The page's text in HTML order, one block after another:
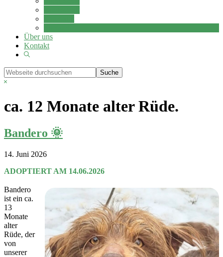
Über uns
Kontakt
Show
Webseite
durchsuchen
Hide
ca. 12 Monate alter Rüde.
Bandero 🌞
14. Juni 2026
ADOPTIERT AM 14.06.2026
Bandero
ist ein ca.
13
Monate
alter
Rüde, der
von
unserer